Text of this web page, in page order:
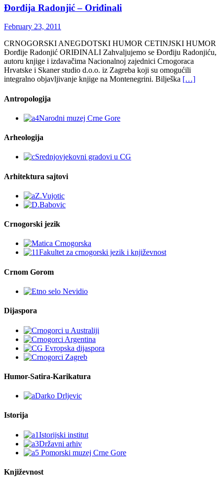
Đorđija Radonjić – Oriđinali
February 23, 2011
CRNOGORSKI ANEGDOTSKI HUMOR CETINJSKI HUMOR
Đorđije Radonjić ORIĐINALI Zahvaljujemo se Đorđiju Radonjiću,
autoru knjige i izdavačima Nacionalnoj zajednici Crnogoraca
Hrvatske i Skaner studio d.o.o. iz Zagreba koji su omogućili
integralno objavljivanje knjige na Montenegrini. Bilješka […]
Antropologija
Arheologija
Arhitektura sajtovi
Crnogorski jezik
Crnom Gorom
Dijaspora
Humor-Satira-Karikatura
Istorija
Književnost